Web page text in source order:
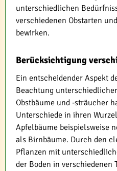
unterschiedlichen
verschiedenen Obstarten
bewirken.
Berücksichtigung
Ein entscheidender Aspekt
Beachtung
Obstbäume und -sträucher
Unterschiede in ihren
Apfelbäume beispielsweise
als Birnbäume. Durch den
Pflanzen mit
der Boden in